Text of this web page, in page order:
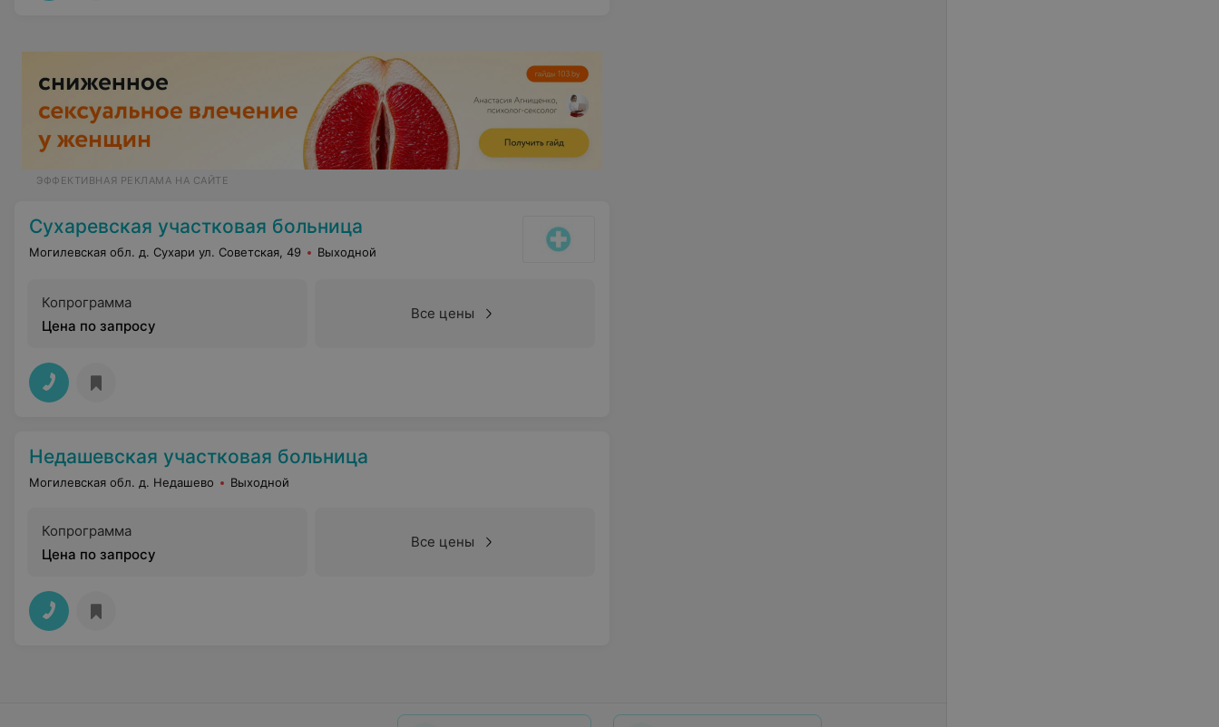
ЭФФЕКТИВНАЯ РЕКЛАМА НА САЙТЕ
Сухаревская участковая больница
Могилевская обл. д. Сухари ул. Советская, 49 Выходной
Копрограмма
Цена по запросу
Все цены
Недашевская участковая больница
Могилевская обл. д. Недашево Выходной
Копрограмма
Цена по запросу
Все цены